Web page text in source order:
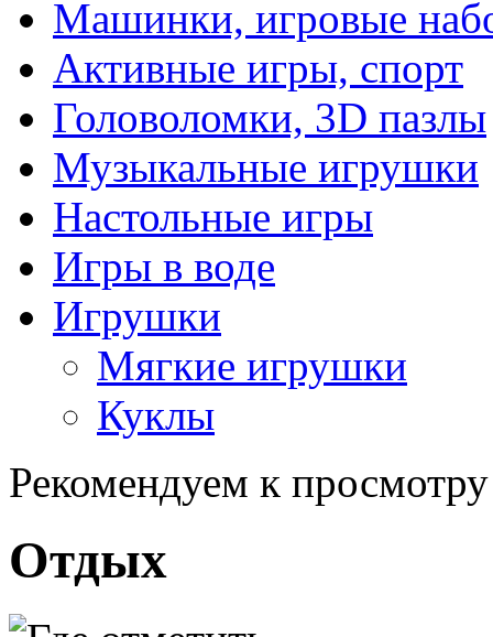
Машинки, игровые
Активные игры, спорт
Головоломки, 3D пазлы
Музыкальные игрушки
Настольные игры
Игры в воде
Игрушки
Мягкие игрушки
Куклы
Рекомендуем к просмотру
Отдых